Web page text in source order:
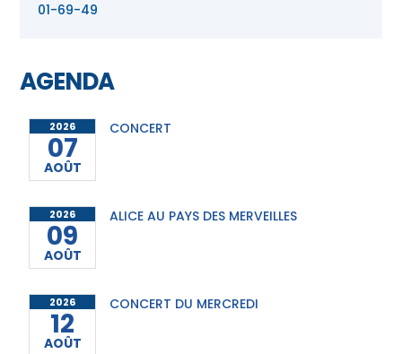
01-69-49
AGENDA
2026
07
AOÛT
CONCERT
2026
09
AOÛT
ALICE AU PAYS DES MERVEILLES
2026
12
AOÛT
CONCERT DU MERCREDI